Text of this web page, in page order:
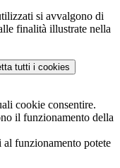
si avvalgono di
finalità illustrate nella
tutti i cookies
cookie consentire.
il funzionamento della
al funzionamento potete